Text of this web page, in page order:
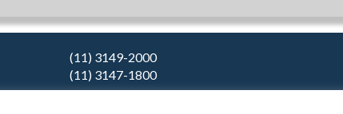
(11) 3149-2000
(11) 3147-1800